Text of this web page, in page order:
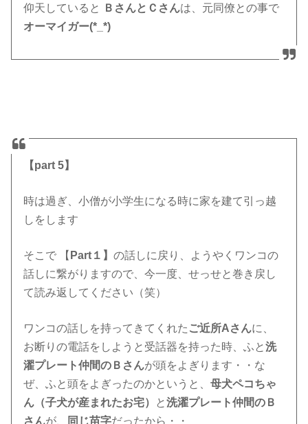
仰天していると ＢさんとＣさんは、元同僚との事で
オーマイガー(*_*)
【part 5】
時は過ぎ、小僧が小学生になる時に家を建て引っ越
しをします
そこで 【 Part１】の話しに戻り、ようやくワンコの
話しに繋がりますので、今一度、せっせと巻き戻し
て読み返してください（笑）
ワンコの話しを持ってきてくれた ご近所Aさんに、
お断りの電話をしようと受話器を持った時、ふと洗
濯プレート仲間のＢさんが頭をよぎります・・な
ぜ、ふと頭をよぎったのかというと、母犬ペコちゃ
ん（子犬が産まれたお宅）
と洗濯プレート仲間のＢ
さんが、 同じ苗字だったから・・